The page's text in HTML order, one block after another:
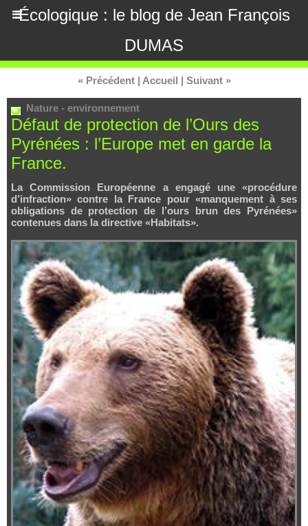
Écologique : le blog de Jean François
DUMAS
« Précédent | Accueil | Suivant »
Nature - environnement
Défaut de protection de l’Ours des
Pyrénées : l’Europe met en garde la
France.
La Commission Européenne a engagé une «procédure
d’infraction» contre la France pour «manquement à ses
obligations de protection de l’ours brun des Pyrénées»
contenues dans la directive «Habitats».